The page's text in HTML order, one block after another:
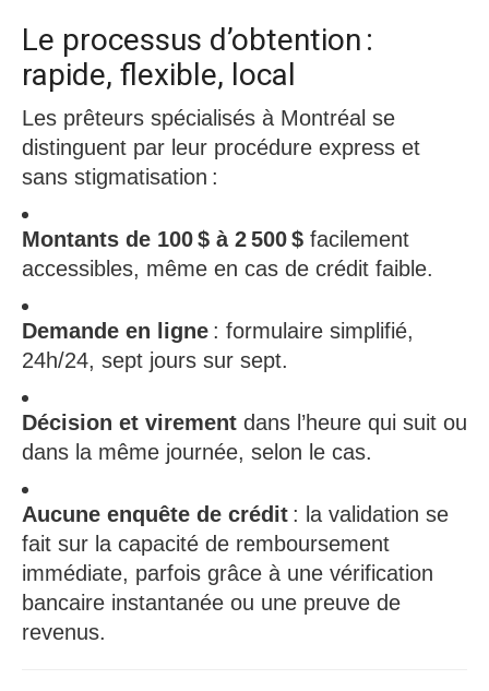
Le processus d’obtention :
rapide, flexible, local
Les prêteurs spécialisés à Montréal se
distinguent par leur procédure express et
sans stigmatisation :
Montants de 100 $ à 2 500 $ facilement
accessibles, même en cas de crédit faible.​
Demande en ligne : formulaire simplifié,
24h/24, sept jours sur sept.​
Décision et virement dans l’heure qui suit ou
dans la même journée, selon le cas.​
Aucune enquête de crédit : la validation se
fait sur la capacité de remboursement
immédiate, parfois grâce à une vérification
bancaire instantanée ou une preuve de
revenus.​